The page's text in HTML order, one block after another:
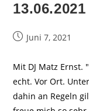
BeitragJuni 7, 2021
Mit DJ Matz Ernst.
echt. Vor Ort.
dahin an Regeln